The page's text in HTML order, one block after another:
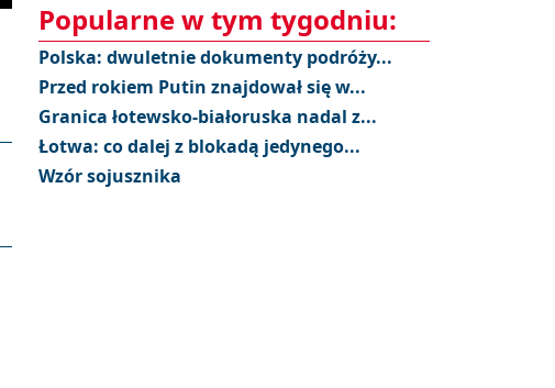
Popularne w tym tygodniu:
Polska: dwuletnie dokumenty podróży...
Przed rokiem Putin znajdował się w...
Granica łotewsko-białoruska nadal z...
Łotwa: co dalej z blokadą jedynego...
Wzór sojusznika